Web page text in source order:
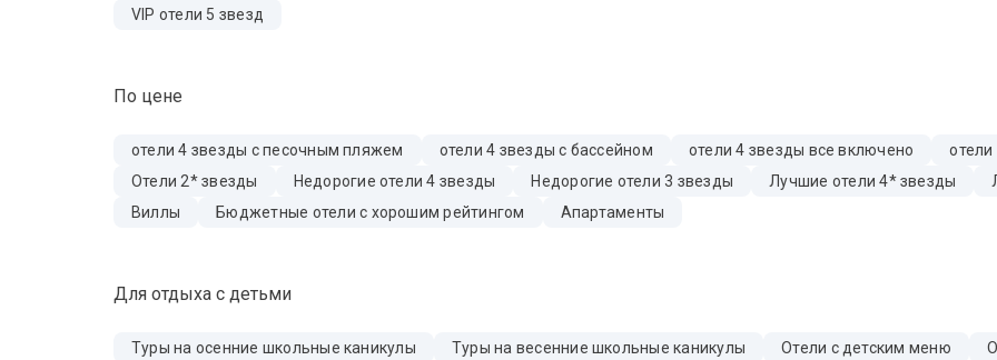
VIP отели 5 звезд
По цене
отели 4 звезды с песочным пляжем отели 4 звезды с бассейном отели 4 звезды все включено
Отели 2* звезды
Недорогие отели 4 звезды Недорогие отели 3 звезды Лучшие отели 4* звезды
Виллы
Бюджетные отели с хорошим рейтингом Апартаменты
Для отдыха с детьми
Туры на осенние школьные каникулы Туры на весенние школьные каникулы Отели с детским меню